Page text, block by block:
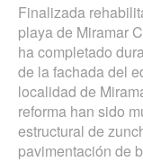
Finalizada
playa de Miramar
ha completado
de la fachada del
localidad de
reforma han sido
estructural de
pavimentación de